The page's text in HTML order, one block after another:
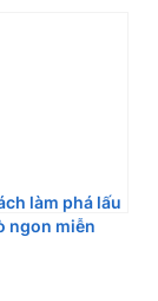
làm phá lấu
ngon miễn